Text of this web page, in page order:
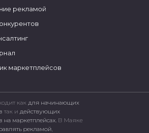
рекламой
маркетплейсов
как для начинающих
так и действующих
на маркетплейсах. В Маяке
рекламой